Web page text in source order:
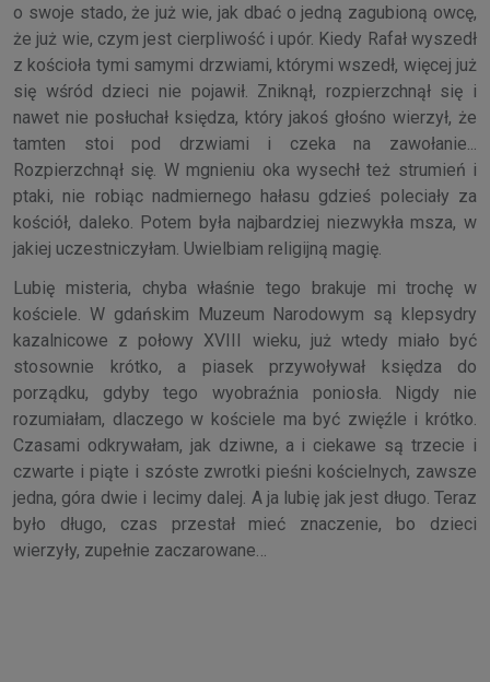
o swoje stado, że już wie, jak dbać o jedną zagubioną owcę,
że już wie, czym jest cierpliwość i upór. Kiedy Rafał wyszedł
z kościoła tymi samymi drzwiami, którymi wszedł, więcej już
się wśród dzieci nie pojawił. Zniknął, rozpierzchnął się i
nawet nie posłuchał księdza, który jakoś głośno wierzył, że
tamten stoi pod drzwiami i czeka na zawołanie...
Rozpierzchnął się. W mgnieniu oka wysechł też strumień i
ptaki, nie robiąc nadmiernego hałasu gdzieś poleciały za
kościół, daleko. Potem była najbardziej niezwykła msza, w
jakiej uczestniczyłam. Uwielbiam religijną magię.
Lubię misteria, chyba właśnie tego brakuje mi trochę w
kościele. W gdańskim Muzeum Narodowym są klepsydry
kazalnicowe z połowy XVIII wieku, już wtedy miało być
stosownie krótko, a piasek przywoływał księdza do
porządku, gdyby tego wyobraźnia poniosła. Nigdy nie
rozumiałam, dlaczego w kościele ma być zwięźle i krótko.
Czasami odkrywałam, jak dziwne, a i ciekawe są trzecie i
czwarte i piąte i szóste zwrotki pieśni kościelnych, zawsze
jedna, góra dwie i lecimy dalej. A ja lubię jak jest długo. Teraz
było długo, czas przestał mieć znaczenie, bo dzieci
wierzyły, zupełnie zaczarowane…